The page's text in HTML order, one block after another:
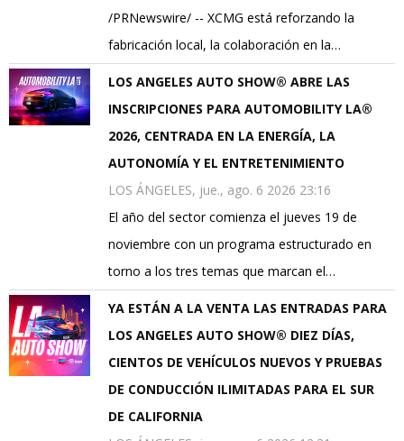
/PRNewswire/ -- XCMG está reforzando la
fabricación local, la colaboración en la…
LOS ANGELES AUTO SHOW® ABRE LAS
INSCRIPCIONES PARA AUTOMOBILITY LA®
2026, CENTRADA EN LA ENERGÍA, LA
AUTONOMÍA Y EL ENTRETENIMIENTO
LOS ÁNGELES, jue., ago. 6 2026 23:16
El año del sector comienza el jueves 19 de
noviembre con un programa estructurado en
torno a los tres temas que marcan el…
YA ESTÁN A LA VENTA LAS ENTRADAS PARA
LOS ANGELES AUTO SHOW® DIEZ DÍAS,
CIENTOS DE VEHÍCULOS NUEVOS Y PRUEBAS
DE CONDUCCIÓN ILIMITADAS PARA EL SUR
DE CALIFORNIA